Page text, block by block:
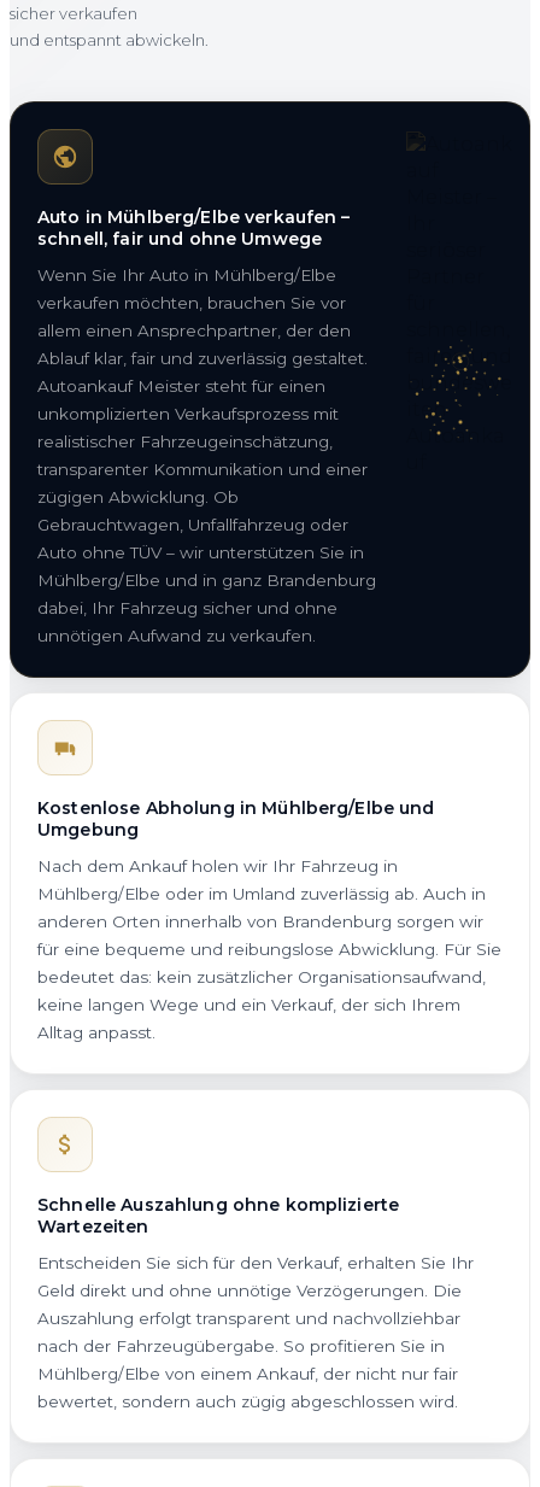
sicher verkaufen
und entspannt abwickeln.
Auto in Mühlberg/Elbe verkaufen –
schnell, fair und ohne Umwege
Wenn Sie Ihr Auto in Mühlberg/Elbe
verkaufen möchten, brauchen Sie vor
allem einen Ansprechpartner, der den
Ablauf klar, fair und zuverlässig gestaltet.
Autoankauf Meister steht für einen
unkomplizierten Verkaufsprozess mit
realistischer Fahrzeugeinschätzung,
transparenter Kommunikation und einer
zügigen Abwicklung. Ob
Gebrauchtwagen, Unfallfahrzeug oder
Auto ohne TÜV – wir unterstützen Sie in
Mühlberg/Elbe und in ganz Brandenburg
dabei, Ihr Fahrzeug sicher und ohne
unnötigen Aufwand zu verkaufen.
Kostenlose Abholung in Mühlberg/Elbe und
Umgebung
Nach dem Ankauf holen wir Ihr Fahrzeug in
Mühlberg/Elbe oder im Umland zuverlässig ab. Auch in
anderen Orten innerhalb von Brandenburg sorgen wir
für eine bequeme und reibungslose Abwicklung. Für Sie
bedeutet das: kein zusätzlicher Organisationsaufwand,
keine langen Wege und ein Verkauf, der sich Ihrem
Alltag anpasst.
Schnelle Auszahlung ohne komplizierte
Wartezeiten
Entscheiden Sie sich für den Verkauf, erhalten Sie Ihr
Geld direkt und ohne unnötige Verzögerungen. Die
Auszahlung erfolgt transparent und nachvollziehbar
nach der Fahrzeugübergabe. So profitieren Sie in
Mühlberg/Elbe von einem Ankauf, der nicht nur fair
bewertet, sondern auch zügig abgeschlossen wird.